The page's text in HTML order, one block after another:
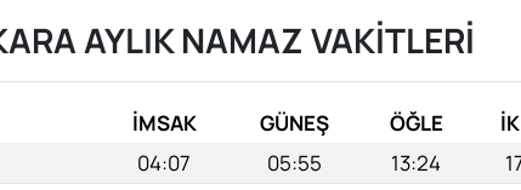
AYLIK NAMAZ VAKITLERI
İMSAK GÜNEŞ ÖĞLE
04:07 05:55 13:24